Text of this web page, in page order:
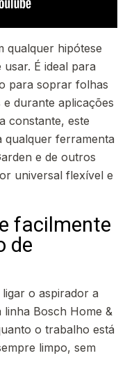
qualquer hipótese
É ideal para
para soprar folhas
durante aplicações
constante, este
qualquer ferramenta
e de outros
universal flexível e
facilmente
de
o aspirador a
linha Bosch Home &
o trabalho está
limpo, sem